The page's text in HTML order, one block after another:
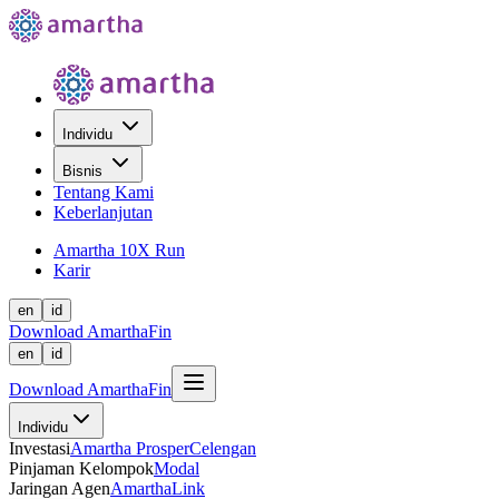
Individu
Bisnis
Tentang Kami
Keberlanjutan
Amartha 10X Run
Karir
en id
Download AmarthaFin
en id
Download AmarthaFin
Individu
InvestasiAmartha ProsperCelengan
Pinjaman KelompokModal
Jaringan AgenAmarthaLink